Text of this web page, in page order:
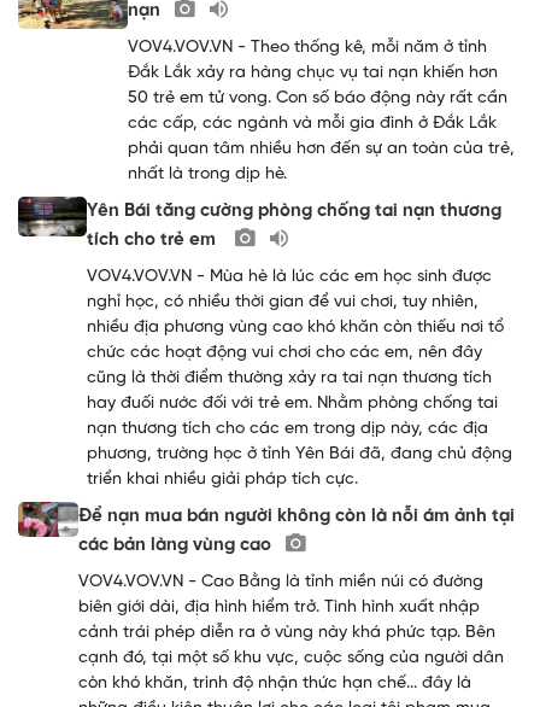
nạn
VOV4.VOV.VN - Theo thống kê, mỗi năm ở tỉnh
Đắk Lắk xảy ra hàng chục vụ tai nạn khiến hơn
50 trẻ em tử vong. Con số báo động này rất cần
các cấp, các ngành và mỗi gia đình ở Đắk Lắk
phải quan tâm nhiều hơn đến sự an toàn của trẻ,
nhất là trong dịp hè.
Yên Bái tăng cường phòng chống tai nạn thương
tích cho trẻ em
VOV4.VOV.VN - Mùa hè là lúc các em học sinh được
nghỉ học, có nhiều thời gian để vui chơi, tuy nhiên,
nhiều địa phương vùng cao khó khăn còn thiếu nơi tổ
chức các hoạt động vui chơi cho các em, nên đây
cũng là thời điểm thường xảy ra tai nạn thương tích
hay đuối nước đối với trẻ em. Nhằm phòng chống tai
nạn thương tích cho các em trong dịp này, các địa
phương, trường học ở tỉnh Yên Bái đã, đang chủ động
triển khai nhiều giải pháp tích cực.
Để nạn mua bán người không còn là nỗi ám ảnh tại
các bản làng vùng cao
VOV4.VOV.VN - Cao Bằng là tỉnh miền núi có đường
biên giới dài, địa hình hiểm trở. Tình hình xuất nhập
cảnh trái phép diễn ra ở vùng này khá phức tạp. Bên
cạnh đó, tại một số khu vực, cuộc sống của người dân
còn khó khăn, trình độ nhận thức hạn chế... đây là